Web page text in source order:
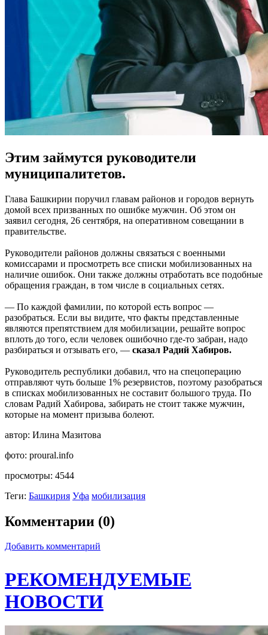
Этим займутся руководители
муниципалитетов.
Глава Башкирии поручил главам районов и городов вернуть
домой всех призванных по ошибке мужчин. Об этом он
заявил сегодня, 26 сентября, на оперативном совещании в
правительстве.
Руководители районов должны связаться с военными
комиссарами и просмотреть все списки мобилизованных на
наличие ошибок. Они также должны отработать все подобные
обращения граждан, в том числе в социальных сетях.
— По каждой фамилии, по которой есть вопрос —
разобраться. Если вы видите, что факты представленные
являются препятствием для мобилизации, решайте вопрос
вплоть до того, если человек ошибочно где-то забран, надо
разбираться и отзывать его, — сказал Радий Хабиров.
Руководитель республики добавил, что на спецоперацию
отправляют чуть больше 1% резервистов, поэтому разобраться
в списках мобилизованных не составит большого труда. По
словам Радий Хабирова, забирать не стоит также мужчин,
которые на момент призыва болеют.
автор: Илина Мазитова
фото: proural.info
просмотры: 4544
Теги: Башкирия Уфа мобилизация
Комментарии (0)
Добавить комментарий
РЕКОМЕНДУЕМЫЕ
НОВОСТИ